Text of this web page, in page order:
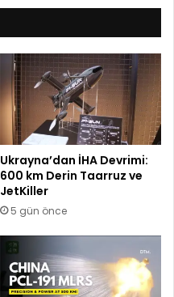
Ukrayna’dan İHA Devrimi:
600 km Derin Taarruz ve
JetKiller
5 gün önce